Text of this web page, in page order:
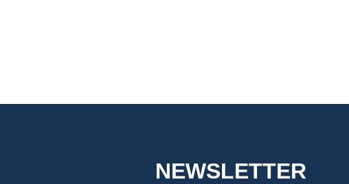
NEWSLETTER